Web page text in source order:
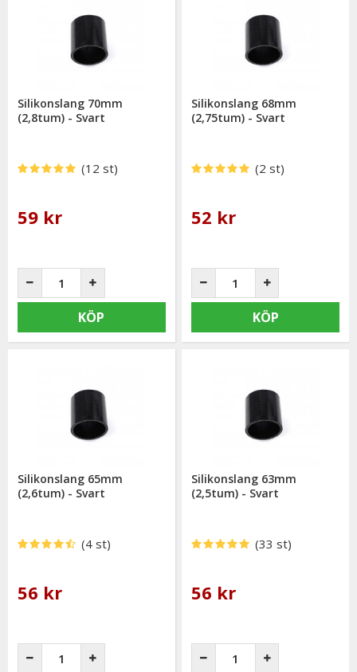
Silikonslang 70mm
(2,8tum) - Svart
(12 st)
59 kr
KÖP
Silikonslang 68mm
(2,75tum) - Svart
(2 st)
52 kr
KÖP
Silikonslang 65mm
(2,6tum) - Svart
(4 st)
56 kr
Silikonslang 63mm
(2,5tum) - Svart
(33 st)
56 kr